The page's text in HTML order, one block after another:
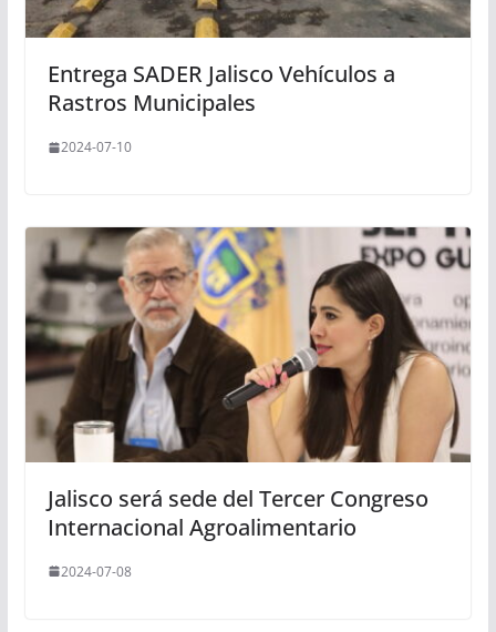
Entrega SADER Jalisco Vehículos a
Rastros Municipales
2024-07-10
Jalisco será sede del Tercer Congreso
Internacional Agroalimentario
2024-07-08